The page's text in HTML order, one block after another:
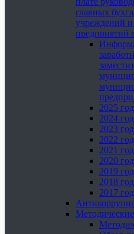
главных
учреждений
предприятий
2025 год
2024 год
2023 год
2022 год
2021 год
2020 год
2019 год
2018 год
2017 год